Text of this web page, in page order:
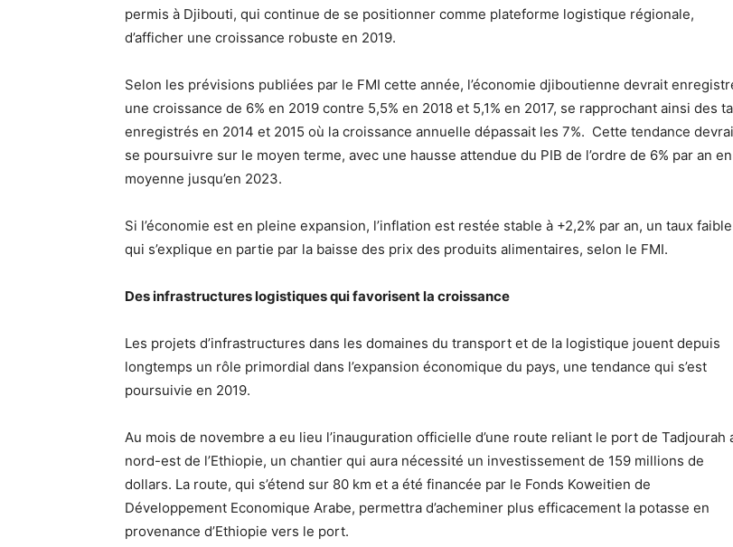
permis à Djibouti, qui continue de se positionner comme plateforme logistique régionale,
d’afficher une croissance robuste en 2019.
Selon les prévisions publiées par le FMI cette année, l’économie djiboutienne devrait
une croissance de 6% en 2019 contre 5,5% en 2018 et 5,1% en 2017, se rapprochant ainsi des
enregistrés en 2014 et 2015 où la croissance annuelle dépassait les 7%. Cette tendance
se poursuivre sur le moyen terme, avec une hausse attendue du PIB de l’ordre de 6% par an en
moyenne jusqu’en 2023.
Si l’économie est en pleine expansion, l’inflation est restée stable à +2,2% par an, un taux faible
qui s’explique en partie par la baisse des prix des produits alimentaires, selon le FMI.
Des infrastructures logistiques qui favorisent la croissance
Les projets d’infrastructures dans les domaines du transport et de la logistique jouent depuis
longtemps un rôle primordial dans l’expansion économique du pays, une tendance qui s’est
poursuivie en 2019.
Au mois de novembre a eu lieu l’inauguration officielle d’une route reliant le port de Tadjourah
nord-est de l’Ethiopie, un chantier qui aura nécessité un investissement de 159 millions de
dollars. La route, qui s’étend sur 80 km et a été financée par le Fonds Koweitien de
Développement Economique Arabe, permettra d’acheminer plus efficacement la potasse en
provenance d’Ethiopie vers le port.